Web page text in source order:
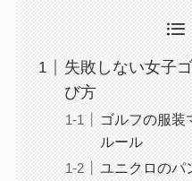
失敗しない女子
び方
ゴルフの服装
ルール
ユニクロのパ